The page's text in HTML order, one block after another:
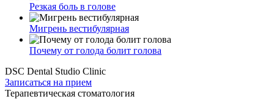
Резкая боль в голове
Мигрень вестибулярная
Почему от голода болит голова
DSC Dental Studio Clinic
Записаться на прием
Терапевтическая стоматология